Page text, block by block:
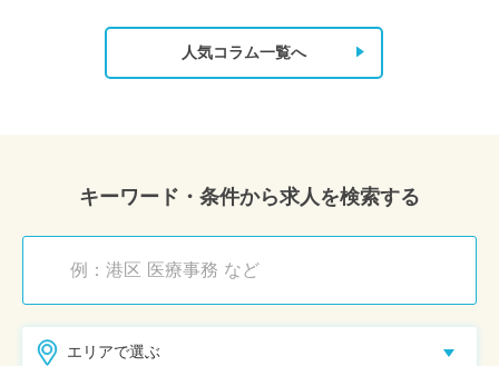
人気コラム一覧へ
キーワード・条件から求人を検索する
エリアで選ぶ